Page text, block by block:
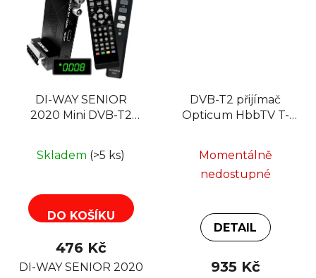
DI-WAY SENIOR
2020 Mini DVB-T2
Skladem (>5 ks)
DO KOŠÍKU
476 Kč
DI-WAY SENIOR 2020
DVB-T2 přijímač
Opticum HbbTV T-
Momentálně
nedostupné
DETAIL
935 Kč